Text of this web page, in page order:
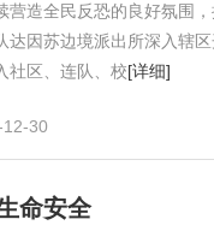
营造全民反恐的良好氛围
达因苏边境派出所深入辖
社区、连队、校[详细]
30
命安全